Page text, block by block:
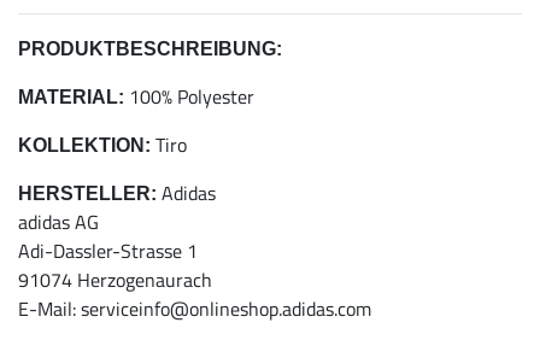
PRODUKTBESCHREIBUNG:
MATERIAL: 100% Polyester
KOLLEKTION: Tiro
HERSTELLER: Adidas
adidas AG
Adi-Dassler-Strasse 1
91074 Herzogenaurach
E-Mail: serviceinfo@onlineshop.adidas.com